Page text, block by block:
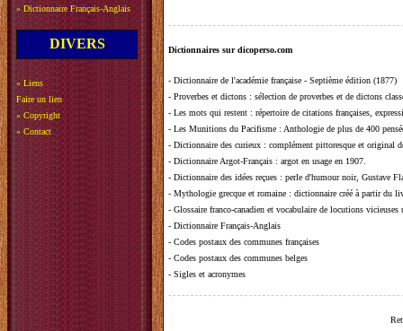
» Dictionnaire Français-Anglais
DIVERS
» Liens
Faire un lien
» Copyright
» Contact
Dictionnaires sur dicoperso.com
- Dictionnaire de l'académie française - Septième édition (1877)
- Proverbes et dictons : sélection de proverbes et de dictons
- Les mots qui restent : répertoire de citations françaises,
- Les Munitions du Pacifisme : Anthologie de plus de 400
- Dictionnaire des curieux : complément pittoresque et original
- Dictionnaire Argot-Français : argot en usage en 1907.
- Dictionnaire des idées reçues : perle d'humour noir, Gustave
- Mythologie grecque et romaine : dictionnaire créé à partir du
- Glossaire franco-canadien et vocabulaire de locutions vicieuses
- Dictionnaire Français-Anglais
- Codes postaux des communes françaises
- Codes postaux des communes belges
- Sigles et acronymes